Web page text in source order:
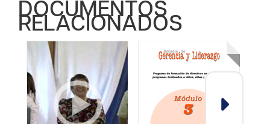
DOCUMENTOS
RELACIONADOS